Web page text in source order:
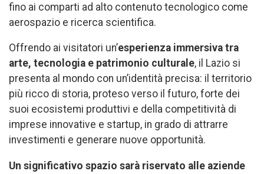
fino ai comparti ad alto contenuto tecnologico come
aerospazio e ricerca scientifica.
Offrendo ai visitatori un’esperienza immersiva tra
arte, tecnologia e patrimonio culturale, il Lazio si
presenta al mondo con un’identità precisa: il territorio
più ricco di storia, proteso verso il futuro, forte dei
suoi ecosistemi produttivi e della competitività di
imprese innovative e startup, in grado di attrarre
investimenti e generare nuove opportunità.
Un significativo spazio sarà riservato alle aziende